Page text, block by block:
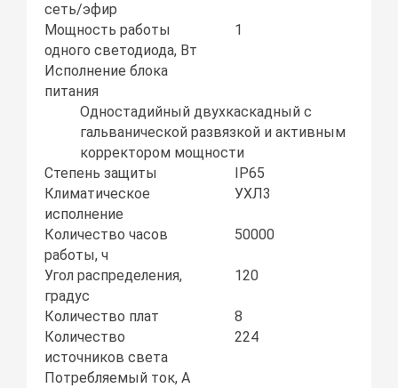
сеть/эфир
Мощность работы
одного светодиода, Вт
1
Исполнение блока
питания
Одностадийный двухкаскадный с
гальванической развязкой и активным
корректором мощности
Степень защиты
IP65
Климатическое
исполнение
УХЛ3
Количество часов
работы, ч
50000
Угол распределения,
градус
120
Количество плат
8
Количество
источников света
224
Потребляемый ток, А